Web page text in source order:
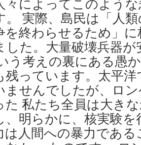
々によってこのよう
。 実際、島民は「人
を終わらせるため」
した。大量破壊兵器
う考えの裏にある愚
残っています。太平
ませんでしたが、ロ
た 私たち全員は大き
、明らかに、核実験
は人間への暴力であ